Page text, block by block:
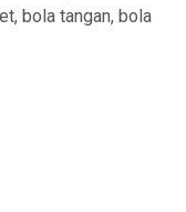
bola tangan, bola